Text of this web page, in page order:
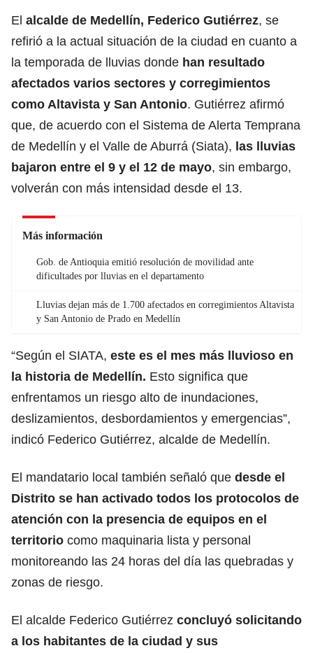
El alcalde de Medellín, Federico Gutiérrez, se
refirió a la actual situación de la ciudad en cuanto a
la temporada de lluvias donde han resultado
afectados varios sectores y corregimientos
como Altavista y San Antonio. Gutiérrez afirmó
que, de acuerdo con el Sistema de Alerta Temprana
de Medellín y el Valle de Aburrá (Siata), las lluvias
bajaron entre el 9 y el 12 de mayo, sin embargo,
volverán con más intensidad desde el 13.
Más información
Gob. de Antioquia emitió resolución de movilidad ante
dificultades por lluvias en el departamento
Lluvias dejan más de 1.700 afectados en corregimientos Altavista
y San Antonio de Prado en Medellín
“Según el SIATA, este es el mes más lluvioso en
la historia de Medellín. Esto significa que
enfrentamos un riesgo alto de inundaciones,
deslizamientos, desbordamientos y emergencias”,
indicó Federico Gutiérrez, alcalde de Medellín.
El mandatario local también señaló que desde el
Distrito se han activado todos los protocolos de
atención con la presencia de equipos en el
territorio como maquinaria lista y personal
monitoreando las 24 horas del día las quebradas y
zonas de riesgo.
El alcalde Federico Gutiérrez concluyó solicitando
a los habitantes de la ciudad y sus